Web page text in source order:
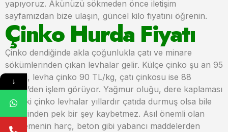
yapıyoruz. Akünüzü sökmeden önce iletişim
sayfamızdan bize ulaşın, güncel kilo fiyatını öğrenin.
Çinko Hurda Fiyatı
Çinko dendiğinde akla çoğunlukla çatı ve minare
sökümlerinden çıkan levhalar gelir. Külçe çinko şu an 95
TL/kg, levha çinko 90 TL/kg, çatı çinkosu ise 88
TL/kg’den işlem görüyor. Yağmur oluğu, dere kaplaması
ve eski çinko levhalar yıllardır çatıda durmuş olsa bile
değerinden pek bir şey kaybetmez. Asıl önemli olan
malzemenin harç, beton gibi yabancı maddelerden
↓